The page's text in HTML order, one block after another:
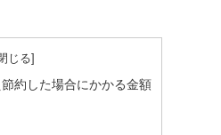
約した場合にかかる金額